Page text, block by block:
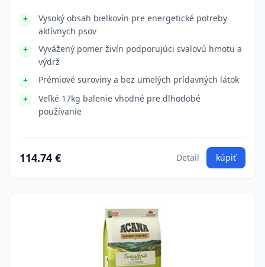
Vysoký obsah bielkovín pre energetické potreby
aktívnych psov
Vyvážený pomer živín podporujúci svalovú hmotu a
výdrž
Prémiové suroviny a bez umelých prídavných látok
Veľké 17kg balenie vhodné pre dlhodobé
používanie
114.74 € Detail kúpiť